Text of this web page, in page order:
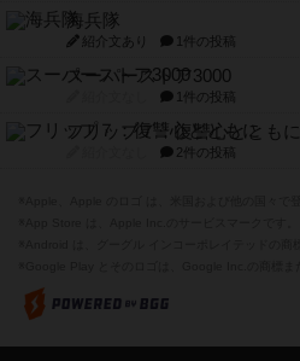
海兵隊
紹介文あり 1件の投稿
スーパーストア3000
1件の投稿
フリップ７：復讐心とともに
2件の投稿